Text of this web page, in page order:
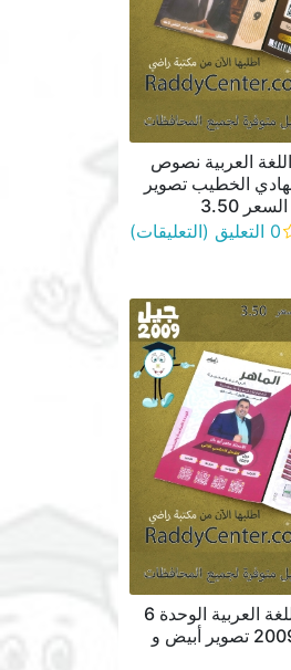
سريعة
العربية نصوص
الخطيب تصوير
0 التعليق (التعليقات)
سريعة
دوسية الماهر في اللغة العربية الوحدة 6
+7 ماهر أبو بكر - 2009 تصوير أبيض و